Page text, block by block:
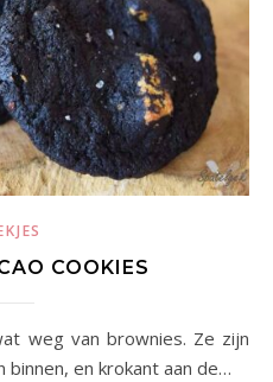
COOKIES
binnen, en krokant aan de…